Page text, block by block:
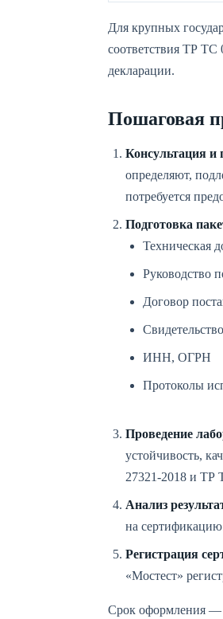
Для крупных
соответствия ТР ТС
декларации.
Пошаговая
Консультация и
определяют,
потребуется
Подготовка
Техническая
Руководство
Договор
ИНН, ОГРН
Протоколы
Проведение
устойчивость,
27321-2018 и ТР
Анализ
на
Регистрация
«Мостест»
Срок оформления —